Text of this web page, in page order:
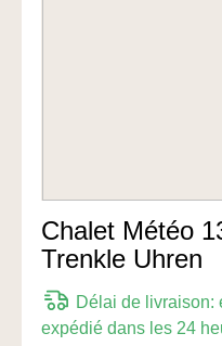
Chalet Météo
Trenkle Uhren
Délai de livraison:
expédié dans les 24